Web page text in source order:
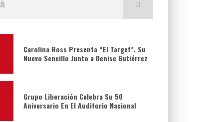
Carolina Ross Presenta “El Target”, Su
Nuevo Sencillo Junto a Denise Gutiérrez
Grupo Liberación Celebra Su 50
Aniversario En El Auditorio Nacional